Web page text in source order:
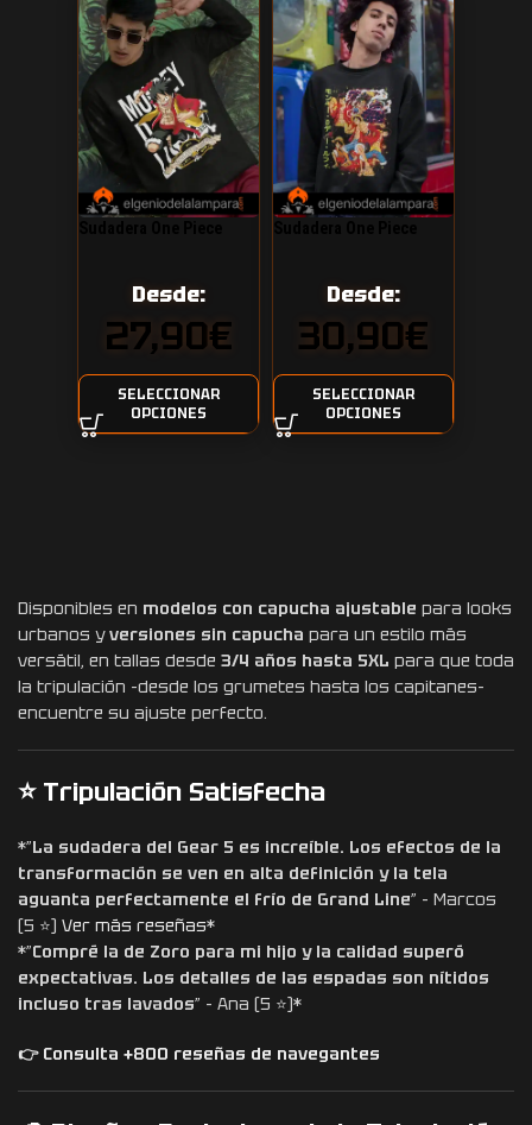
Desde:
27,90€
SELECCIONAR
OPCIONES
Desde:
30,90€
SELECCIONAR
OPCIONES
Disponibles en modelos con capucha ajustable para looks
urbanos yversiones sin capucha para un estilo más
versátil, en tallas desde 3/4 años hasta 5XL para que toda
la tripulación -desde los grumetes hasta los capitanes-
encuentre su ajuste perfecto.
⭐ Tripulación Satisfecha
*”La sudadera del Gear 5 es increíble. Los efectos de la
transformación se ven en alta definición y la tela
aguanta perfectamente el frío de Grand Line” – Marcos
(5 ⭐) Ver más reseñas*
*”Compré la de Zoro para mi hijo y la calidad superó
expectativas. Los detalles de las espadas son nítidos
incluso tras lavados” – Ana (5 ⭐)*
👉 Consulta +800 reseñas de navegantes